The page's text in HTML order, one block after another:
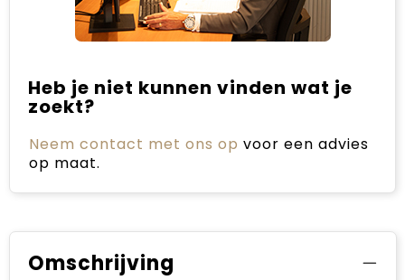
Heb je niet kunnen vinden wat je
zoekt?
Neem contact met ons op voor een advies
op maat.
Omschrijving